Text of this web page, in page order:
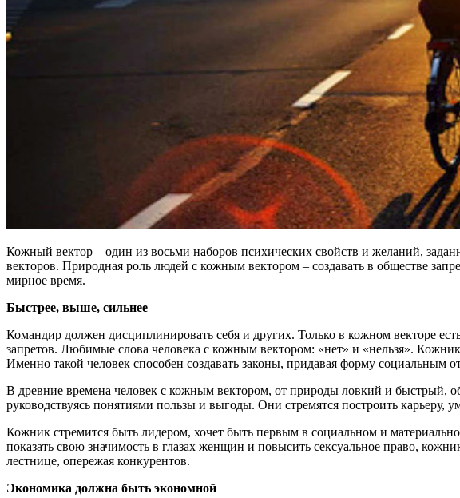
Кожный вектор – один из восьми наборов психических свойств и желаний,
векторов. Природная роль людей с кожным вектором – создавать в обществе
мирное время.
Быстрее, выше, сильнее
Командир должен дисциплинировать себя и других. Только в кожном векторе
запретов. Любимые слова человека с кожным вектором: «нет» и «нельзя».
Именно такой человек способен создавать законы, придавая форму
В древние времена человек с кожным вектором, от природы ловкий и быстрый,
руководствуясь понятиями пользы и выгоды. Они стремятся построить карьеру,
Кожник стремится быть лидером, хочет быть первым в социальном и
показать свою значимость в глазах женщин и повысить сексуальное право,
лестнице, опережая конкурентов.
Экономика должна быть экономной